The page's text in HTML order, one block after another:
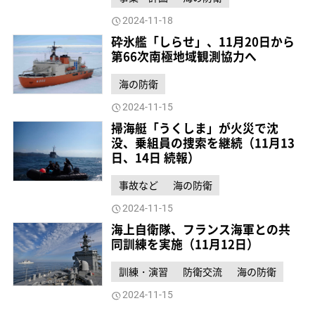
2024-11-18
砕氷艦「しらせ」、11月20日から
第66次南極地域観測協力へ
海の防衛
2024-11-15
掃海艇「うくしま」が火災で沈
没、乗組員の捜索を継続（11月13
日、14日 続報）
事故など 海の防衛
2024-11-15
海上自衛隊、フランス海軍との共
同訓練を実施（11月12日）
訓練・演習 防衛交流 海の防衛
2024-11-15